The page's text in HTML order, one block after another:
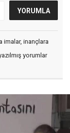
imalar, inançlara
yorumlar